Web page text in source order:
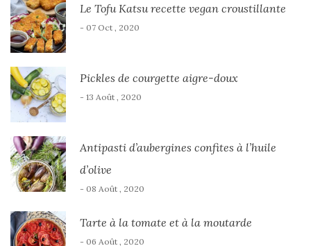
Le Tofu Katsu recette vegan croustillante
- 07 Oct , 2020
Pickles de courgette aigre-doux
- 13 Août , 2020
Antipasti d’aubergines confites à l’huile
d’olive
- 08 Août , 2020
Tarte à la tomate et à la moutarde
- 06 Août , 2020